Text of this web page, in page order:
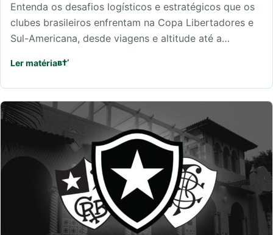
Entenda os desafios logísticos e estratégicos que os
clubes brasileiros enfrentam na Copa Libertadores e
Sul-Americana, desde viagens e altitude até a…
Ler matéria